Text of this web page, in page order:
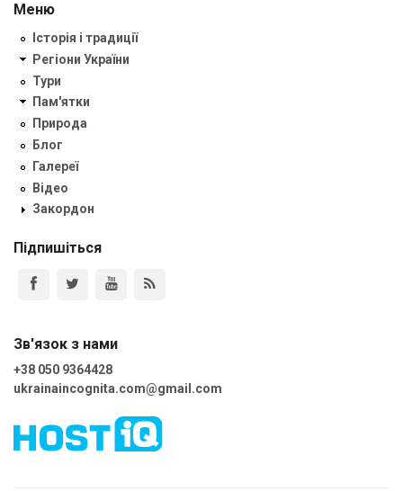
Меню
Історія і традиції
Регіони України
Тури
Пам'ятки
Природа
Блог
Галереї
Відео
Закордон
Підпишіться
Зв'язок з нами
+38 050 9364428
ukrainaincognita.com@gmail.com